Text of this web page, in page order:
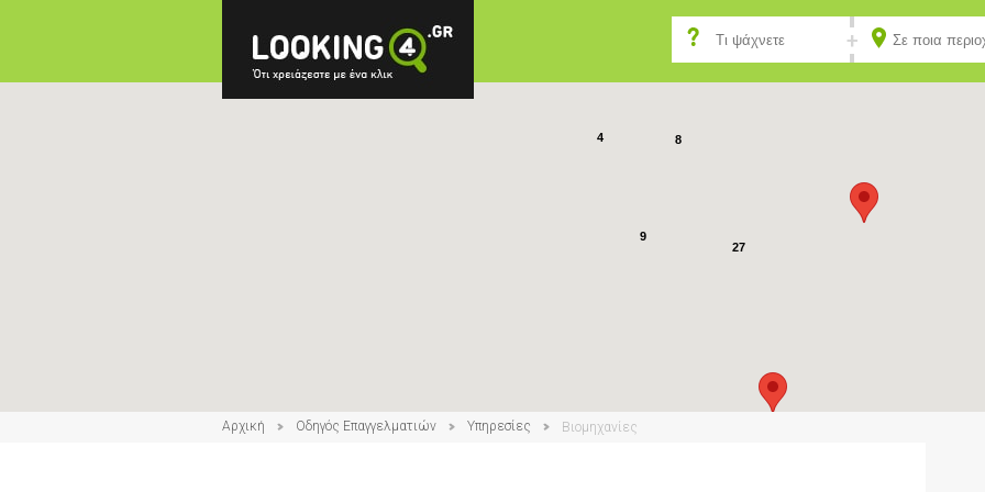
27
9
8
4
4
Αρχική Οδηγός Επαγγελματιών Υπηρεσίες Βιομηχανίες